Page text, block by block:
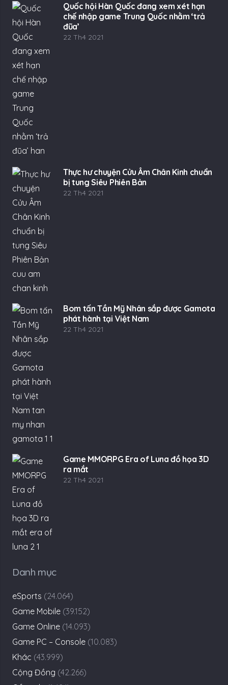
Quốc hội Hàn Quốc đang xem xét hạn
chế nhập game Trung Quốc nhằm ‘trả
đũa’
22 Th4 2021
Thực hư chuyện Cửu Âm Chân Kinh chuẩn
bị tung Siêu Phiên Bản
22 Th4 2021
Bom tấn Tần Mỹ Nhân sắp được Gamota
phát hành tại Việt Nam
22 Th4 2021
Game MMORPG Era of Luna đồ họa 3D
ra mắt
22 Th4 2021
Danh mục
eSports (24.064)
Game Mobile (39.152)
Game Online (14.093)
Game PC – Console (10.083)
Khác (43.999)
Cộng Đồng (42.266)